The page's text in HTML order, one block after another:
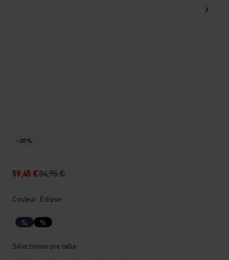
-30 %
59,45 €84,95 €
Couleur: Eclipse
% %
Sélectionne une taille